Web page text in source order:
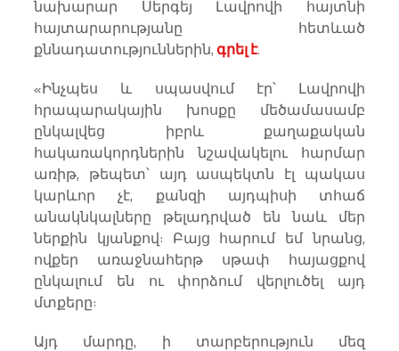
նախարար Սերգեյ Լավրովի հայտնի
հայտարարությանը հետևած
քննադատություններին, գրել է.
«Ինչպես և սպասվում էր՝ Լավրովի
հրապարակային խոսքը մեծամասամբ
ընկալվեց իբրև քաղաքական
հակառակորդներին նշավակելու հարմար
առիթ, թեպետ՝ այդ ասպեկտն էլ պակաս
կարևոր չէ, քանզի այդպիսի տհաճ
անակնկալները թելադրված են նաև մեր
ներքին կյանքով: Բայց հարում եմ նրանց,
ովքեր առաջնահերթ սթափ հայացքով
ընկալում են ու փորձում վերլուծել այդ
մտքերը:
Այդ մարդը, ի տարբերություն մեզ